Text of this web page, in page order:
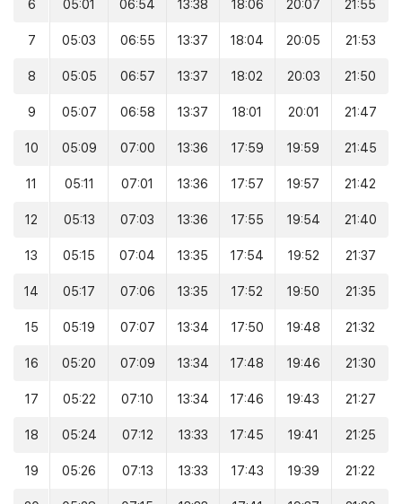
6 05:01 06:54 13:38 18:06 20:07 21:55
7 05:03 06:55 13:37 18:04 20:05 21:53
8 05:05 06:57 13:37 18:02 20:03 21:50
9 05:07 06:58 13:37 18:01 20:01 21:47
10 05:09 07:00 13:36 17:59 19:59 21:45
11 05:11 07:01 13:36 17:57 19:57 21:42
12 05:13 07:03 13:36 17:55 19:54 21:40
13 05:15 07:04 13:35 17:54 19:52 21:37
14 05:17 07:06 13:35 17:52 19:50 21:35
15 05:19 07:07 13:34 17:50 19:48 21:32
16 05:20 07:09 13:34 17:48 19:46 21:30
17 05:22 07:10 13:34 17:46 19:43 21:27
18 05:24 07:12 13:33 17:45 19:41 21:25
19 05:26 07:13 13:33 17:43 19:39 21:22